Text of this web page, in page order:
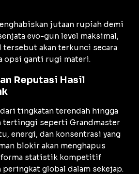
jutaan rupiah demi
evo-gun level maksimal,
akan terkunci secara
opsi ganti rugi materi.
Reputasi Hasil
tingkatan terendah hingga
tertinggi seperti Grandmaster
energi, dan konsentrasi yang
blokir akan menghapus
statistik kompetitif
global dalam sekejap.